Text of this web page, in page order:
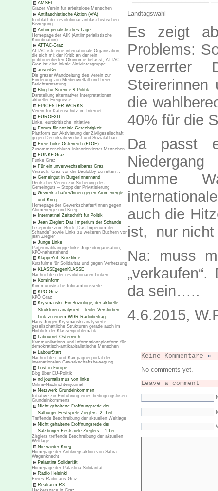
AMSEL
Grazer Verein für arbeitslose Menschen
Antifaschistische Aktion (AfA)
Infoblatt der revolutionär antifaschistischen
Bewegung
Antiimperialistisches Lager
Homepage der AIK (Antiimperialistische
Koordination)
ATTAC-Graz
ATTAC iste eine internationale Organisation,
die sich mit der Kritik an der rein
profitorientierten Ökonomie befasst; ATTAC-
Graz ist eine lokale Aktivistengruppe
ausreißer
Die grazer Wandzeitung des Verein zur
Förderung von Medienvielfalt und freier
Berichterstattung
Blog für Science & Politik
Darstellung alternativer Interpretationen
aktueller Ereignisse
EPICENTER.WORKS
Verein für Datenschutz im Internet
EUROEXIT
Linke, eurokritische Initiative
Forum für soziale Gerechtigkeit
Plattform zur Aktivierung der Zivilgesellschaft
gegen Demokratieverlust und Sozialabbau
Freie Linke Österreich (FLOE)
Zusammenschluss linksorientierter Menschen
FUNKE Graz
Funke Graz
Für ein unverwechselbares Graz
Versuch, Graz vor der Baulobby zu retten ..
Gemeingut in BürgerInnenhand
Deutscher Verein zur Sicherung des
Gemeinguts – Stopp der Privatisierung
Gewerkschafter/Innen gegen Atomenergie
und Krieg
Homepage der Gewerkschafter/Innen gegen
Atomenergie und Krieg
Internatinal Zeitschrift für Politik
Jean Ziegler: Das Imperium der Schande
Leseprobe zum Buch „Das Imperium der
Schande“ sowie Links zu weiteren Büchern von
jean Ziegler
Junge Linke
Parteiunabhängige linke Jugendorganisation;
KPÖ-nahestehend
KlappeAuf: Kurzfilme
Kurzfülme für Solidarität und gegen Verhetzung
KLASSEgegenKLASSE
Nachrichten der revolutionären Linken
Kominform
Kommunistische Inforamtionsseite
KPÖ-Graz
KPÖ Graz
Krysmanski: Ein Soziologe, der aktuelle
Strukturen analysiert – leider Verstorben –
Link zu einem WDR-Radiobeitrag
Hans Jürgen Krysmanski analysierte
gesellschaftliche Strukturen gerade auch im
Hinblick der Klassenproblematik
Labournet Österreich
Kommunikations und Informationsplattform für
demokratisch-antikapitalistische Menschen
LabourStart
Nachrichten- und Kampagnenportal der
internationalen Gewerkschaftsbewegung
Lost in Europe
Blog über EU-Politik
nd journalismus von links
Online-Nachrichtenjournal
Netzwerk Grundeinkommen
Initiative zur Einführung eines bedingungslosen
Grundeinkommens
Nicht gehaltene Eröffnungsrede der
Salburger Festspiele Zieglers -2. Teil
Treffende Beschreibung der aktuellen Weltlage
Nicht gehaltene Eröffnungsrede der
Salzburger Festspiele Zieglers – 1.Tei
Zieglers treffende Beschreibung der aktuellen
Weltlage
Nie wieder Krieg
Homepage der Antikriegsaktion von Sahra
Wagenknecht
Palästina Solidarität
Homepage der Palästina Solidarität
Radio Helsinki
Freies Radio aus Graz
Realraum R3
Hackerspace in Graz
Landtagswahl
Es zeigt
Problems:
verzerrter
Steirerinnen
die
40% für die
Da passt
dumme
auch die
ist, nur nicht
Na: muss
da sein…..
4.6.2015,
Keine Kommentare »
No comments yet.
Leave a comment